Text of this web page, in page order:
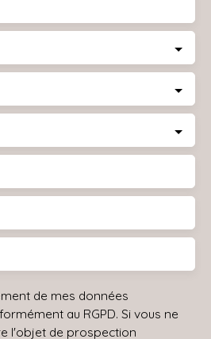
de mes données
au RGPD. Si vous ne
l'objet de prospection